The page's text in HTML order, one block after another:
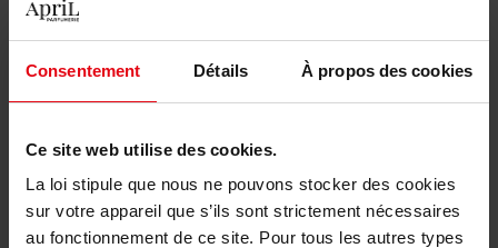
Consentement Détails À propos des cookies
Ce site web utilise des cookies.
La loi stipule que nous ne pouvons stocker des cookies
sur votre appareil que s’ils sont strictement nécessaires
au fonctionnement de ce site. Pour tous les autres types
Emballage cadeau offert
Description
Caractéristiques